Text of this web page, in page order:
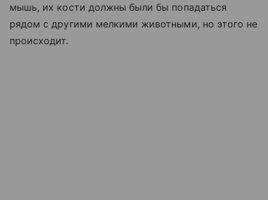
мышь, их кости должны были бы попадаться
рядом с другими мелкими животными, но этого не
происходит.